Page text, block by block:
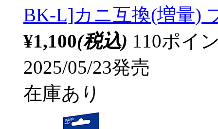
BK-L]カニ互換(増量)
¥1,100(税込) 110ポイ
2025/05/23発売
在庫あり